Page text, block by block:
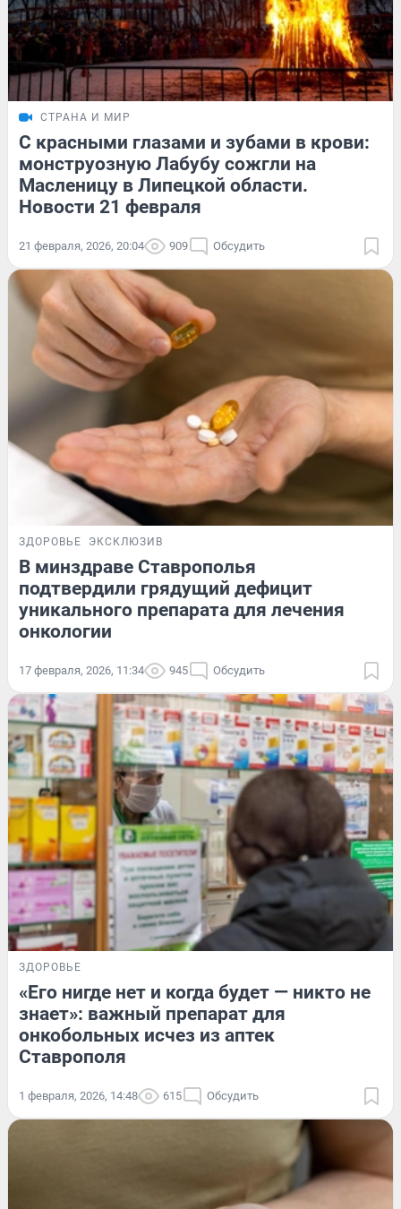
СТРАНА И МИР
С красными глазами и зубами в крови:
монструозную Лабубу сожгли на
Масленицу в Липецкой области.
Новости 21 февраля
21 февраля, 2026, 20:04 909 Обсудить
ЗДОРОВЬЕ ЭКСКЛЮЗИВ
В минздраве Ставрополья
подтвердили грядущий дефицит
уникального препарата для лечения
онкологии
17 февраля, 2026, 11:34 945 Обсудить
ЗДОРОВЬЕ
«Его нигде нет и когда будет — никто не
знает»: важный препарат для
онкобольных исчез из аптек
Ставрополя
1 февраля, 2026, 14:48 615 Обсудить